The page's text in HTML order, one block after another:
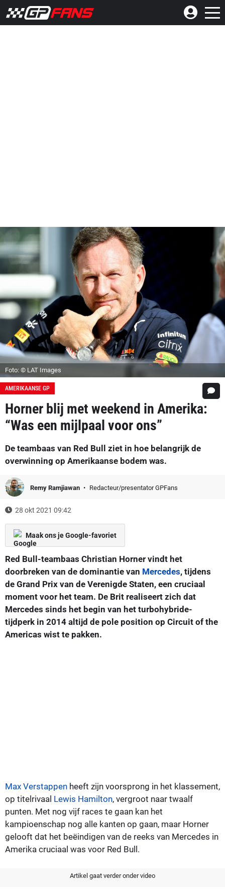
Foto: © LAT Images
AMERIKAANSE GP
Horner blij met weekend in Amerika:
“Was een mijlpaal voor ons”
De teambaas van Red Bull ziet in hoe belangrijk de
overwinning op Amerikaanse bodem was.
Remy Ramjiawan Redacteur/presentator GPFans
28 okt 2021 09:42
Maak ons je Google-favoriet
Red Bull-teambaas Christian Horner vindt het
doorbreken van de dominantie van Mercedes, tijdens
de Grand Prix van de Verenigde Staten, een cruciaal
moment voor het team. De Brit realiseert zich dat
Mercedes sinds het begin van het turbohybride-
tijdperk in 2014 altijd de pole position op Circuit of the
Americas wist te pakken.
Max Verstappen heeft zijn voorsprong in het klassement,
op titelrivaal Lewis Hamilton, vergroot naar twaalf
punten. Met nog vijf races te gaan kan het
kampioenschap nog alle kanten op gaan, maar Horner
gelooft dat het beëindigen van de reeks van Mercedes in
Amerika cruciaal was voor Red Bull.
Artikel gaat verder onder video